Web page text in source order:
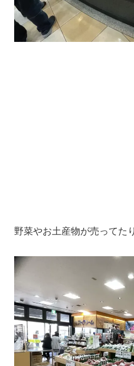
野菜やお土産物が売ってた